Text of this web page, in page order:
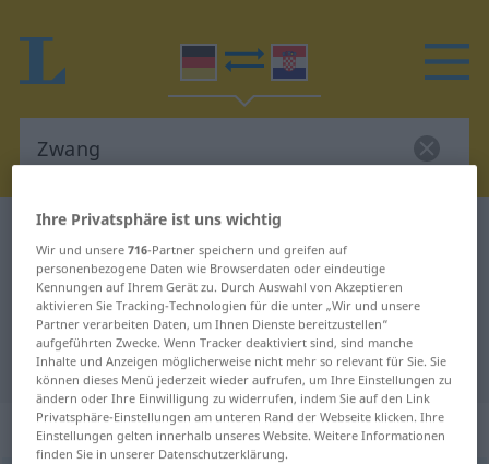
Deutsch-Kroatisch Wörterbuch
Deutsch-Kroatisch Übersetzung für
"Zwang"
"Zwang" Kroatisch Übersetzung
„Zwang“: Maskulinum
Ihre Privatsphäre ist uns wichtig
Wir und unsere716-Partner speichern und greifen auf
personenbezogene Daten wie Browserdaten oder eindeutige
Kennungen auf Ihrem Gerät zu. Durch Auswahl von Akzeptieren
aktivieren Sie Tracking-Technologien für die unter „Wir und unsere
Partner verarbeiten Daten, um Ihnen Dienste bereitzustellen“
aufgeführten Zwecke. Wenn Tracker deaktiviert sind, sind manche
Inhalte und Anzeigen möglicherweise nicht mehr so relevant für Sie. Sie
können dieses Menü jederzeit wieder aufrufen, um Ihre Einstellungen zu
ändern oder Ihre Einwilligung zu widerrufen, indem Sie auf den Link
Privatsphäre-Einstellungen am unteren Rand der Webseite klicken. Ihre
Einstellungen gelten innerhalb unseres Website. Weitere Informationen
finden Sie in unserer Datenschutzerklärung.